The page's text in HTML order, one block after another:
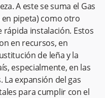
A este se suma el Gas
en pipeta) como otro
rápida instalación. Estos
en recursos, en
de leña y la
especialmente, en las
La expansión del gas
para cumplir con el